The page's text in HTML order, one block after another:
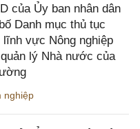
của Ủy ban nhân dân
Danh mục thủ tục
vực Nông nghiệp
lý Nhà nước của
nghiệp